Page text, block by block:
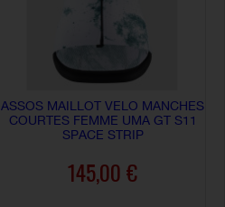
ASSOS MAILLOT VELO MANCHES
COURTES FEMME UMA GT S11
SPACE STRIP
145,00 €